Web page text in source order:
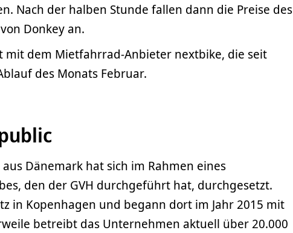
Nach der halben Stunde fallen dann die Preise des
Donkey an.
mit dem Mietfahrrad-Anbieter nextbike, die seit
des Monats Februar.
Dänemark hat sich im Rahmen eines
den der GVH durchgeführt hat, durchgesetzt.
in Kopenhagen und begann dort im Jahr 2015 mit
betreibt das Unternehmen aktuell über 20.000